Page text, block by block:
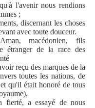
l'avenir nous rendions
;
discernant les choses
avec toute douceur.
macédonien, fils
étranger de la race des
reçu des marques de la
toutes les nations, de
qu'il était honoré de tous
fierté, a essayé de nous